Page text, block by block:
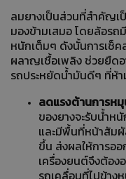
ลมยางเป็นส่วนที่สำคัญเ
มองข้ามเสมอ โดยล้อร
หนักเต็มๆ ดังนั้นการเช็ค
ผลาญเชื้อเพลิง ช่วยยืด
รถประหยัดน้ำมันดีๆ ที่ห้า
ลดแรงต้านการห
ของยางจะรับน้ำห
และมีพื้นที่หน้าสัมผั
ขึ้น ส่งผลให้การอ
เครื่องยนต์จึงต้อง
รถเคลื่อนที่ไปข้างห